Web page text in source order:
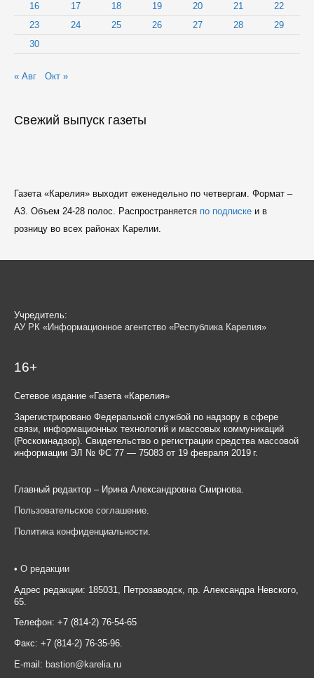
16
17 18 19 20 21
22
23
24 25 26 27 28
29
30
« Авг Окт »
Свежий выпуск газеты
Газета «Карелия» выходит еженедельно по четвергам. Формат –
A3. Объем 24-28 полос. Распространяется по подпискеи в
розницу во всех районах Карелии.
Учредитель:
АУ РК «Информационное агентство «Республика Карелия»
16+
Сетевое издание «Газета «Карелия»
Зарегистрировано Федеральной службой по надзору в сфере
связи, информационных технологий и массовых коммуникаций
(Роскомнадзор). Свидетельство о регистрации средства массовой
информации ЭЛ № ФС 77 — 75083 от 19 февраля 2019 г.
Главный редактор – Ирина Александровна Смирнова.
Пользовательское соглашение.
Политика конфиденциальности
• О редакции
Адрес редакции: 185031, Петрозаводск, пр. Александра Невского,
65.
Телефон: +7 (814-2) 76-54-65
Факс: +7 (814-2) 76-35-96.
E-mail: bastion@karelia.ru